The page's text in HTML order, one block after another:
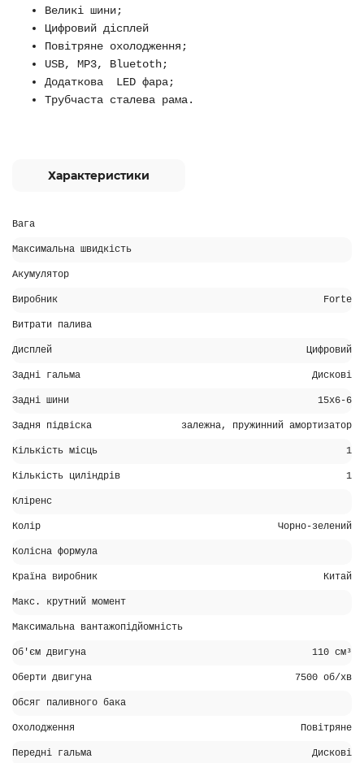
Великі шини;
Цифровий дісплей
Повітряне охолодження;
USB, MP3, Bluetoth;
Додаткова LED фара;
Трубчаста сталева рама.
Характеристики
Вага
Максимальна швидкість
Акумулятор
Виробник Forte
Витрати палива
Дисплей Цифровий
Задні гальма Дискові
Задні шини 15x6-6
Задня підвіска залежна, пружинний амортизатор
Кількість місць 1
Кількість циліндрів 1
Кліренс
Колір Чорно-зелений
Колісна формула
Країна виробник Китай
Макс. крутний момент
Максимальна вантажопідйомність
Об'єм двигуна 110 см³
Оберти двигуна 7500 об/хв
Обсяг паливного бака
Охолодження Повітряне
Передні гальма Дискові